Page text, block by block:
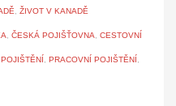
, ŽIVOT V KANADĚ
, ČESKÁ POJIŠŤOVNA, CESTOVNÍ
POJIŠTĚNÍ, PRACOVNÍ POJIŠTĚNÍ,